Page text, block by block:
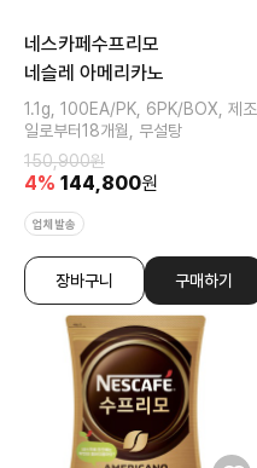
네스카페수프리모
네슬레 아메리카노
1.1g, 100EA/PK, 6PK/BOX, 제조
일로부터18개월, 무설탕
150,900원
4% 144,800원
업체발송
장바구니 구매하기